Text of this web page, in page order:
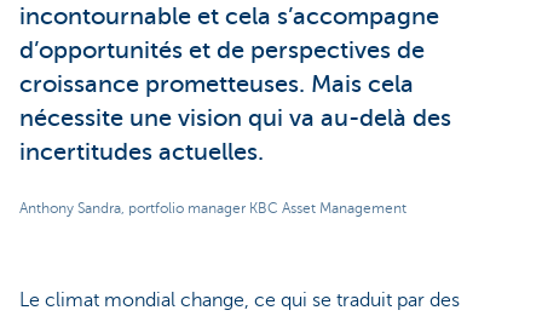
incontournable et cela s’accompagne
d’opportunités et de perspectives de
croissance prometteuses. Mais cela
nécessite une vision qui va au-delà des
incertitudes actuelles.
Anthony Sandra, portfolio manager KBC Asset Management
Le climat mondial change, ce qui se traduit par des